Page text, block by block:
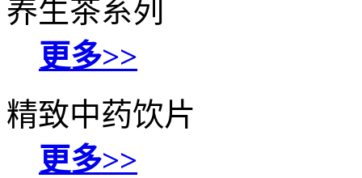
养生茶系列
更多>>
精致中药饮片
更多>>